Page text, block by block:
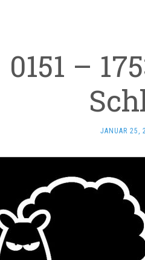
0151 –
JANUAR 25,